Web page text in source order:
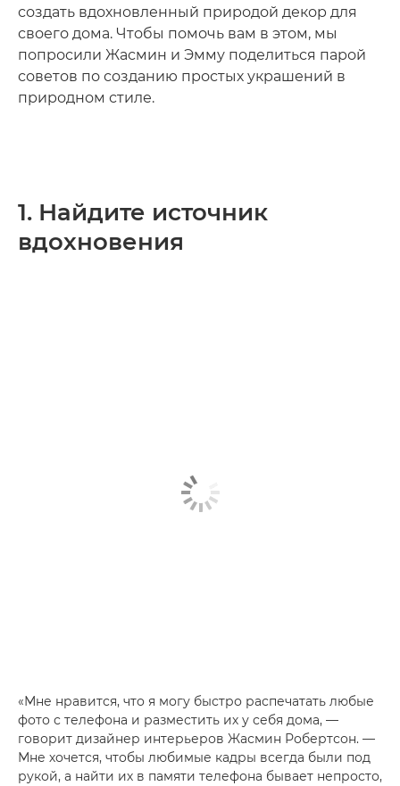
создать вдохновленный природой декор для
своего дома. Чтобы помочь вам в этом, мы
попросили Жасмин и Эмму поделиться парой
советов по созданию простых украшений в
природном стиле.
1. Найдите источник
вдохновения
«Мне нравится, что я могу быстро распечатать любые
фото с телефона и разместить их у себя дома, —
говорит дизайнер интерьеров Жасмин Робертсон. —
Мне хочется, чтобы любимые кадры всегда были под
рукой, а найти их в памяти телефона бывает непросто,